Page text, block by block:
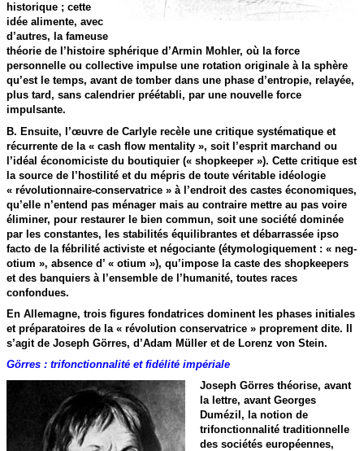
historique ; cette
idée alimente, avec
d’autres, la fameuse
théorie de l’histoire sphérique d’Armin Mohler, où la force
personnelle ou collective impulse une rotation originale à la sphère
qu’est le temps, avant de tomber dans une phase d’entropie, relayée,
plus tard, sans calendrier préétabli, par une nouvelle force
impulsante.
B. Ensuite, l’œuvre de Carlyle recèle une critique systématique et
récurrente de la « cash flow mentality », soit l’esprit marchand ou
l’idéal économiciste du boutiquier (« shopkeeper »). Cette critique est
la source de l’hostilité et du mépris de toute véritable idéologie
« révolutionnaire-conservatrice » à l’endroit des castes économiques,
qu’elle n’entend pas ménager mais au contraire mettre au pas voire
éliminer, pour restaurer le bien commun, soit une société dominée
par les constantes, les stabilités équilibrantes et débarrassée ipso
facto de la fébrilité activiste et négociante (étymologiquement : « neg-
otium », absence d’ « otium »), qu’impose la caste des shopkeepers
et des banquiers à l’ensemble de l’humanité, toutes races
confondues.
En Allemagne, trois figures fondatrices dominent les phases initiales
et préparatoires de la « révolution conservatrice » proprement dite. Il
s’agit de Joseph Görres, d’Adam Müller et de Lorenz von Stein.
Görres : trifonctionnalité et fidélité impériale
Joseph Görres théorise, avant
la lettre, avant Georges
Dumézil, la notion de
trifonctionnalité traditionnelle
des sociétés européennes,